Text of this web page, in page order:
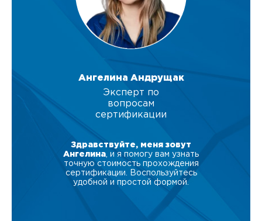
Ангелина Андрущак
Эксперт по
вопросам
сертификации
Здравствуйте, меня зовут
Ангелина , и я помогу вам узнать
точную стоимость прохождения
сертификации. Воспользуйтесь
удобной и простой формой.